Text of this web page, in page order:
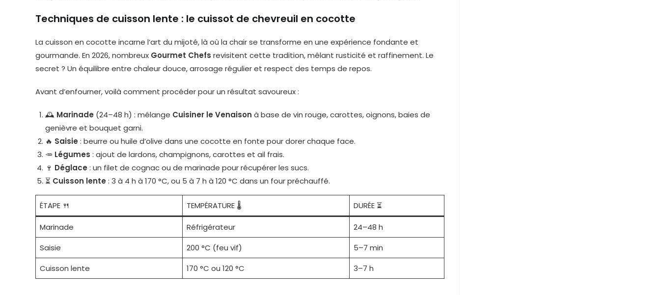
Techniques de cuisson lente : le cuissot de chevreuil en cocotte
La cuisson en cocotte incarne l’art du mijoté, là où la chair se transforme en une expérience fondante et
gourmande. En 2026, nombreux Gourmet Chefs revisitent cette tradition, mêlant rusticité et raffinement. Le
secret ? Un équilibre entre chaleur douce, arrosage régulier et respect des temps de repos.
Avant d’enfourner, voilà comment procéder pour un résultat savoureux :
🕰️ Marinade (24–48 h) : mélange Cuisiner le Venaison à base de vin rouge, carottes, oignons, baies de
genièvre et bouquet garni.
🔥 Saisie : beurre ou huile d’olive dans une cocotte en fonte pour dorer chaque face.
🥕 Légumes : ajout de lardons, champignons, carottes et ail frais.
🍷 Déglace : un filet de cognac ou de marinade pour récupérer les sucs.
⏳ Cuisson lente : 3 à 4 h à 170 °C, ou 5 à 7 h à 120 °C dans un four préchauffé.
ÉTAPE 🍴 TEMPÉRATURE 🌡️ DURÉE ⏳
Marinade Réfrigérateur
24–48 h
Saisie
200 °C (feu vif)
5–7 min
Cuisson lente
170 °C ou 120 °C 3–7 h